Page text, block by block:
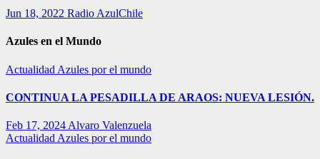
Jun 18, 2022 Radio AzulChile
Azules en el Mundo
Actualidad Azules por el mundo
CONTINUA LA PESADILLA DE ARAOS: NUEVA LESIÓN.
Feb 17, 2024 Alvaro Valenzuela
Actualidad Azules por el mundo